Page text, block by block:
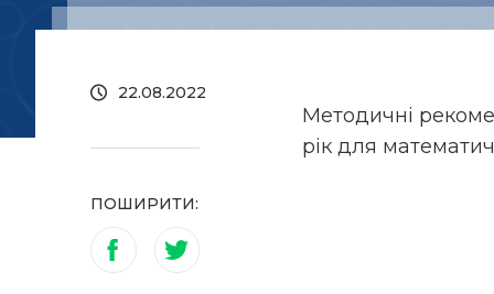
22.08.2022
ПОШИРИТИ:
Методичні
рік для